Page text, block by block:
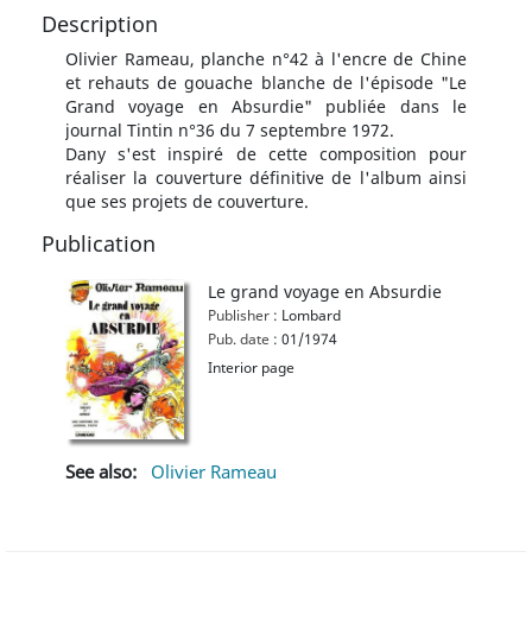
Description
Olivier Rameau, planche n°42 à l'encre de Chine
et rehauts de gouache blanche de l'épisode "Le
Grand voyage en Absurdie" publiée dans le
journal Tintin n°36 du 7 septembre 1972.
Dany s'est inspiré de cette composition pour
réaliser la couverture définitive de l'album ainsi
que ses projets de couverture.
Publication
Le grand voyage en Absurdie
Publisher : Lombard
Pub. date : 01/1974
Interior page
See also: Olivier Rameau